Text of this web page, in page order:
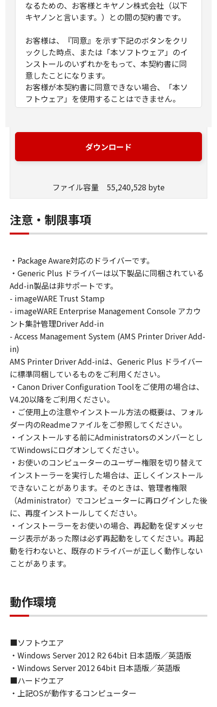
なるための、お客様とキヤノン株式会社（以下
キヤノンと言います。）との間の契約書です。
お客様は、『同意』を示す下記のボタンをクリ
ックした時点、または「本ソフトウェア」のイ
ンストールのいずれかをもって、本契約書に同
意したことになります。
お客様が本契約書に同意できない場合、「本ソ
フトウェア」を使用することはできません。
(1) キヤノンは、お客様が「キヤノン製品」を利
用する目的のために、「キヤノン製品」に直接
（本契約書においては、「本ソフトウェア」を
ること、またはコンピューターにおいて表示す
ること、アクセスすること、もしくは実行する
ことのいずれも含むものとします。）するため
お客様は、また「指定機器」にネットワークを
通じて接続されたコンピューター上で、かかる
コンピューターの使用者に対して「本ソフトウ
ェア」を使用させることができますが、かかる
コンピューターの使用者に本契約書上の義務お
よび条件を遵守させるとともに、その履行に関
し全責任を負うことを条件とします。
(2) お客様は、上記(1)に基づいて「本ソフトウ
「本ソフトウェア」を１部、複製することがで
きます。
(3) 上記(1)および(2)に定める場合を除き、キヤ
ノンまたはキヤノンのライセンサーのいかなる
知的財産権も、明示たると黙示たるとを問わ
ず、本契約書によってお客様に譲渡あるいは許
諾されるものではありません。
２．制限
(1) お客様は、再使用許諾、譲渡、販売、頒
布、リースもしくは貸与その他の方法により、
第三者に「本ソフトウェア」を使用させること
はできません。
(2) お客様は、「本ソフトウェア」の全部また
は一部を修正、改変、逆コンパイル、逆アセン
ブル、その他リバースエンジニアリング等する
ことはできません。また第三者にこのような行
為をさせてはなりません。
お客様は、「本ソフトウェア」に含まれるキヤ
ノンまたはキヤノンのライセンサーの著作権表
４．所有権
「本ソフトウェア」に係る権原および所有権
は、その内容によりキヤノンまたはキヤノンの
ライセンサーに帰属します。
ダウンロード
ファイル容量 55,240,528 byte
注意・制限事項
・Package Aware対応のドライバーです。
・Generic Plus ドライバーは以下製品に同梱されている
Add-in製品は非サポートです。
- imageWARE Trust Stamp
- imageWARE Enterprise Management Console アカウ
ント集計管理Driver Add-in
- Access Management System (AMS Printer Driver Add-
in)
AMS Printer Driver Add-inは、Generic Plus ドライバー
に標準同梱しているものをご利用ください。
・Canon Driver Configuration Toolをご使用の場合は、
V4.20以降をご利用ください。
・ご使用上の注意やインストール方法の概要は、フォル
ダー内のReadmeファイルをご参照してください。
・インストールする前にAdministratorsのメンバーとし
てWindowsにログオンしてください。
・お使いのコンピューターのユーザー権限を切り替えて
インストーラーを実行した場合は、正しくインストール
できないことがあります。そのときは、管理者権限
（Administrator）でコンピューターに再ログインした後
に、再度インストールしてください。
・インストーラーをお使いの場合、再起動を促すメッセ
ージ表示があった際は必ず再起動をしてください。再起
動を行わないと、既存のドライバーが正しく動作しない
ことがあります。
動作環境
■ソフトウエア
・Windows Server 2012 R2 64bit 日本語版／英語版
・Windows Server 2012 64bit 日本語版／英語版
■ハードウエア
・上記OSが動作するコンピューター